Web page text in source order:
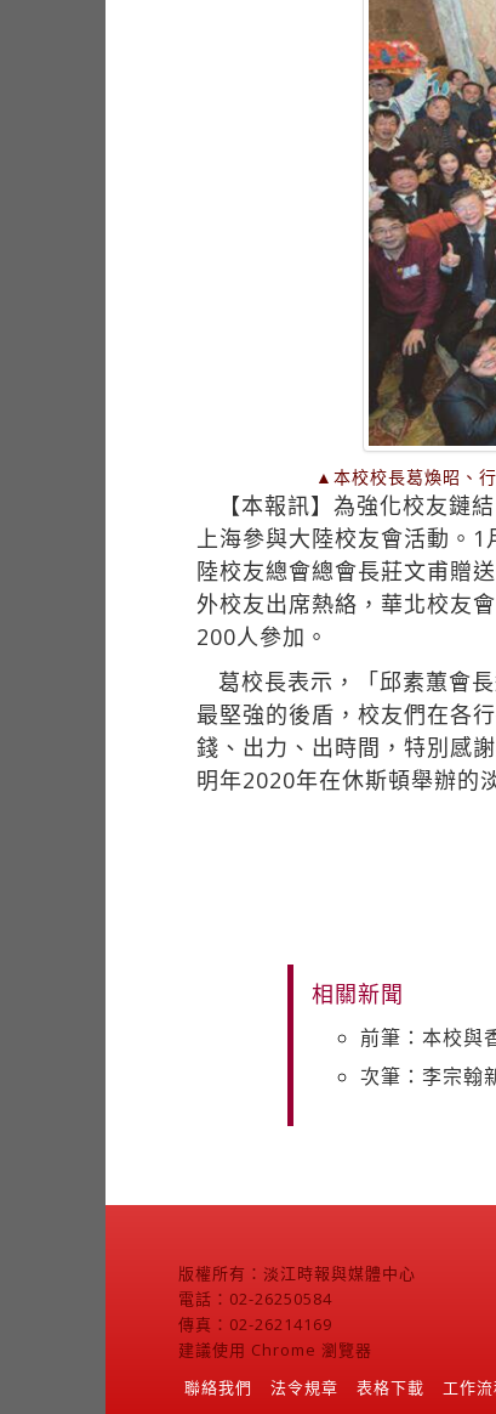
▲本校校長葛煥昭、
【本報訊】為強化校友鏈
上海參與大陸校友會活動。
陸校友總會總會長莊文甫贈
外校友出席熱絡，華北校友
200人參加。
葛校長表示，「邱素蕙會
最堅強的後盾，校友們在各
錢、出力、出時間，特別感
明年2020年在休斯頓舉辦的
相關新聞
前筆：本校與
次筆：李宗翰
版權所有：淡江時報與媒體中心
電話：02-26250584
傳真：02-26214169
建議使用 Chrome 瀏覽器
聯絡我們
法令規章 表格下載 工作流